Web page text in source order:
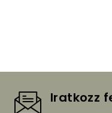
Iratkozz